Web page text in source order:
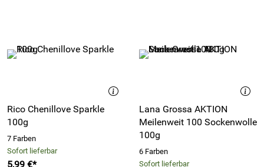
Rico Chenillove Sparkle
100g
7 Farben
Sofort lieferbar
5,99 €*
Lana Grossa AKTION
Meilenweit 100 Sockenwolle
100g
6 Farben
Sofort lieferbar